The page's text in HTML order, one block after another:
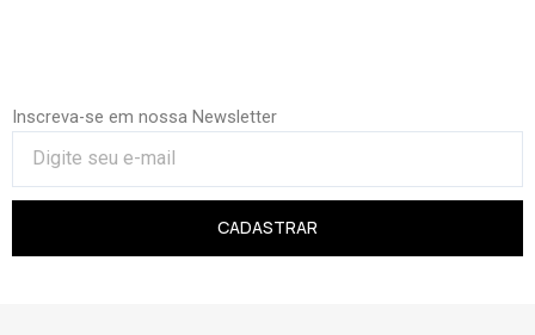
Inscreva-se em nossa Newsletter
CADASTRAR